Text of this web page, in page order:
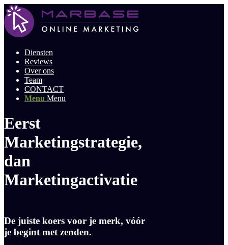
Diensten
Reviews
Over ons
Team
CONTACT
Menu Menu
Eerst
Marketingstrategie,
dan
Marketingactivatie
De juiste koers voor je merk, vóór
je begint met zenden.